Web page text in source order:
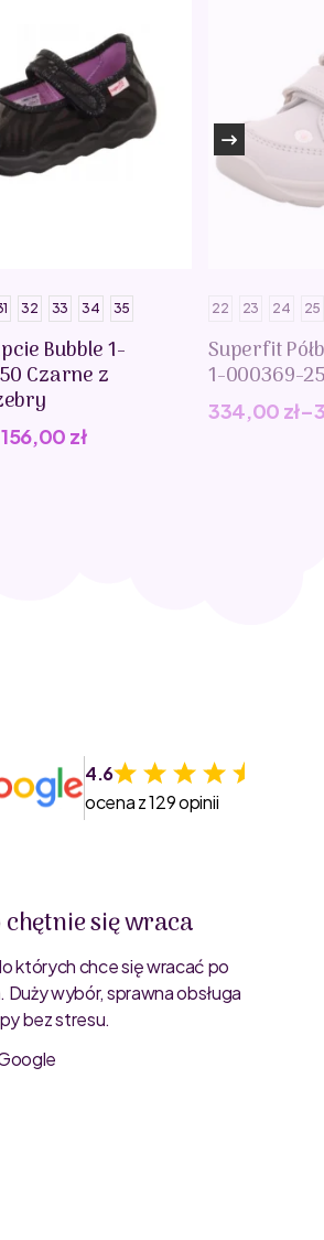
32 33 34 35
Bubble 1-
Czarne z
156,00 zł
22 23 24 25
Superfit
1-000369-
334,00 zł–
4.6
ocena z 129 opinii
się wraca
których chce się wracać po
wybór, sprawna obsługa
bez stresu.